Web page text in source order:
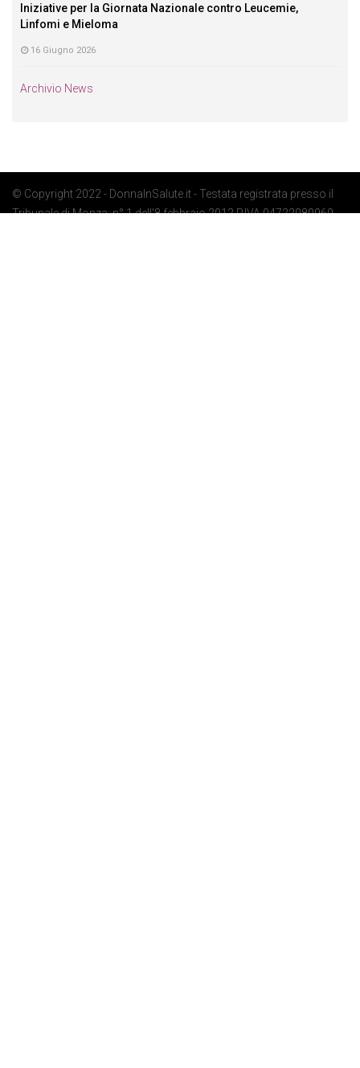
Iniziative per la Giornata Nazionale contro Leucemie,
Linfomi e Mieloma
16 Giugno 2026
Archivio News
© Copyright 2022 - DonnaInSalute.it - Testata registrata presso il
Tribunale di Monza: n° 1 dell'8 febbraio 2012 P.IVA 04722080969 -